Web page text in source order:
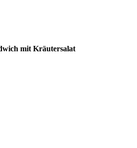
mit Kräutersalat